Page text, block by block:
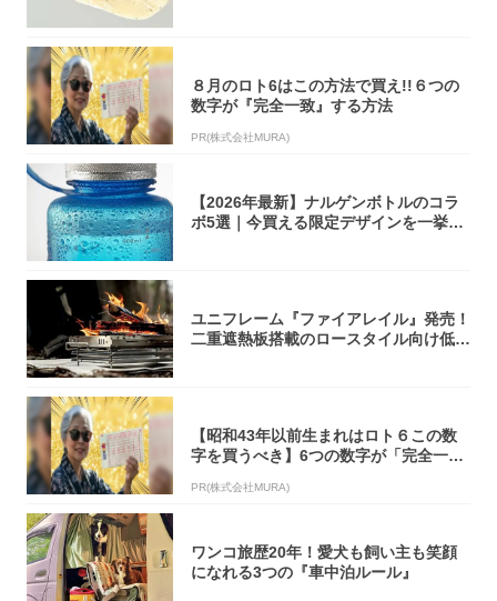
８月のロト6はこの方法で買え!!６つの
数字が『完全一致』する方法
PR(株式会社MURA)
【2026年最新】ナルゲンボトルのコラ
ボ5選｜今買える限定デザインを一挙紹
ユニフレーム『ファイアレイル』発売！
二重遮熱板搭載のロースタイル向け低型
【昭和43年以前生まれはロト６この数
字を買うべき】6つの数字が「完全一
PR(株式会社MURA)
ワンコ旅歴20年！愛犬も飼い主も笑顔
になれる3つの『車中泊ルール』